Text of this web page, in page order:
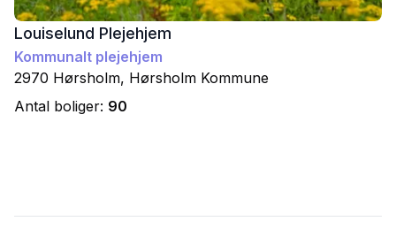
Louiselund Plejehjem
Kommunalt plejehjem
2970 Hørsholm, Hørsholm Kommune
Antal boliger: 90